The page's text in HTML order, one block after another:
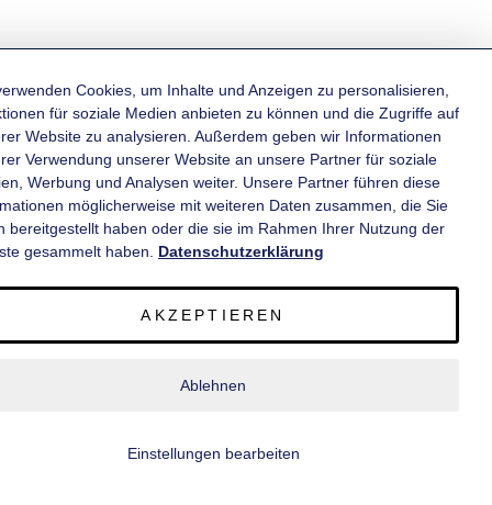
KATEGORIEN
INFORMATIONEN
© 2020 wm meyer® Fahrzeugbau AG. Alle Rechte vorbehalten.
Cookies, um Inhalte und Anzeigen zu personalisieren,
für soziale Medien anbieten zu können und die Zugriffe auf
Website zu analysieren. Außerdem geben wir Informationen
Verwendung unserer Website an unsere Partner für soziale
Werbung und Analysen weiter. Unsere Partner führen diese
möglicherweise mit weiteren Daten zusammen, die Sie
bereitgestellt haben oder die sie im Rahmen Ihrer Nutzung der
gesammelt haben. Datenschutzerklärung
AKZEPTIEREN
Ablehnen
Einstellungen bearbeiten